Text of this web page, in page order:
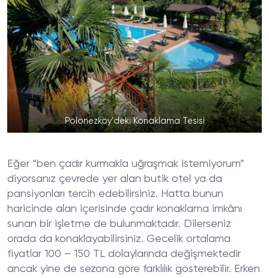
Polonezköy'deki Konaklama Tesisi
Eğer “ben çadır kurmakla uğraşmak istemiyorum”
diyorsanız çevrede yer alan butik otel ya da
pansiyonları tercih edebilirsiniz. Hatta bunun
haricinde alan içerisinde çadır konaklama imkânı
sunan bir işletme de bulunmaktadır. Dilerseniz
orada da konaklayabilirsiniz. Gecelik ortalama
fiyatlar 100 – 150 TL dolaylarında değişmektedir
ancak yine de sezona göre farklılık gösterebilir. Erken